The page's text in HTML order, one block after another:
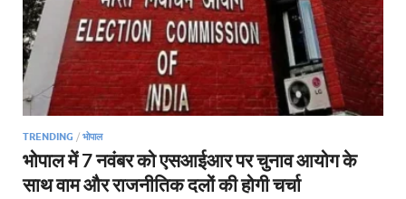
TRENDING / भोपाल
भोपाल में 7 नवंबर को एसआईआर पर चुनाव आयोग के
साथ वाम और राजनीतिक दलों की होगी चर्चा